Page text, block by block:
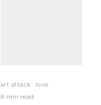
art attack love ·
8 min read